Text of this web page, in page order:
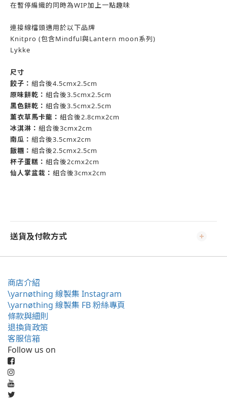
在暫停編織的同時為WIP加上一點趣味
連接線檔頭適用於以下品牌
Knitpro (包含Mindful與Lantern moon系列)
Lykke
尺寸
餃子： 組合後4.5cmx2.5cm
原味餅乾： 組合後3.5cmx2.5cm
黑色餅乾： 組合後3.5cmx2.5cm
薰衣草馬卡龍： 組合後2.8cmx2cm
冰淇淋： 組合後3cmx2cm
南瓜： 組合後3.5cmx2cm
飯糰： 組合後2.5cmx2.5cm
杯子蛋糕： 組合後2cmx2cm
仙人掌盆栽： 組合後3cmx2cm
送貨及付款方式
商店介紹
\yarnøthing 線製集 Instagram
\yarnøthing 線製集 FB 粉絲專頁
條款與細則
退換貨政策
客服信箱
Follow us on